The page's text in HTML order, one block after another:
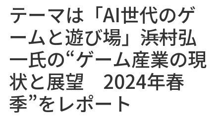
テーマは「AI世代のゲ
ームと遊び場」――浜村弘
一氏の“ゲーム産業の現
状と展望 2024年春
季”をレポート